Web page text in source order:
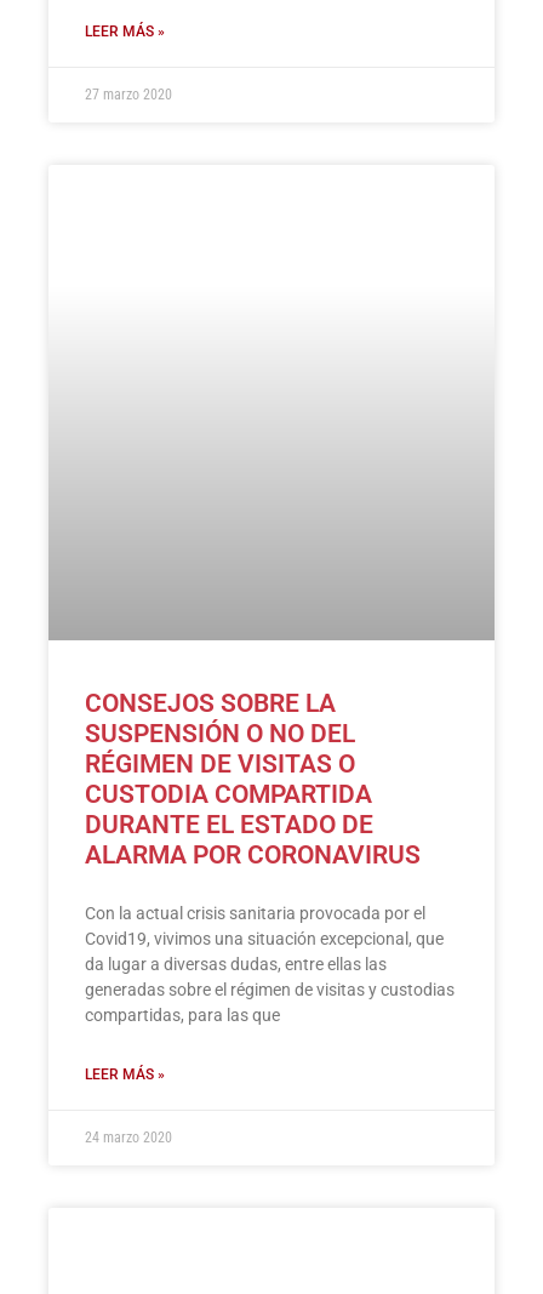
LEER MÁS »
27 marzo 2020
CONSEJOS SOBRE LA
SUSPENSIÓN O NO DEL
RÉGIMEN DE VISITAS O
CUSTODIA COMPARTIDA
DURANTE EL ESTADO DE
ALARMA POR CORONAVIRUS
Con la actual crisis sanitaria provocada por el
Covid19, vivimos una situación excepcional, que
da lugar a diversas dudas, entre ellas las
generadas sobre el régimen de visitas y custodias
compartidas, para las que
LEER MÁS »
24 marzo 2020